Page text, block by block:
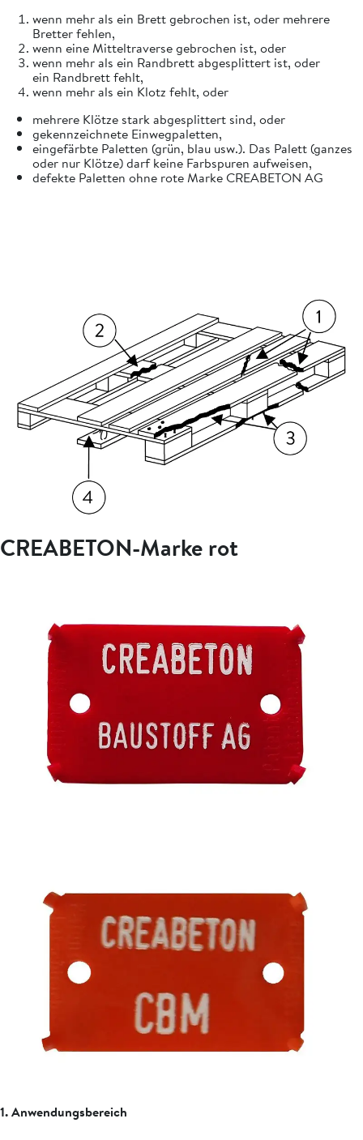
wenn mehr als ein Brett gebrochen ist, oder mehrere
Bretter fehlen,
wenn eine Mitteltraverse gebrochen ist, oder
wenn mehr als ein Randbrett abgesplittert ist, oder
ein Randbrett fehlt,
wenn mehr als ein Klotz fehlt, oder
mehrere Klötze stark abgesplittert sind, oder
gekennzeichnete Einwegpaletten,
eingefärbte Paletten (grün, blau usw.). Das Palett (ganzes
oder nur Klötze) darf keine Farbspuren aufweisen,
defekte Paletten ohne rote Marke CREABETON AG
CREABETON-Marke rot
1. Anwendungsbereich